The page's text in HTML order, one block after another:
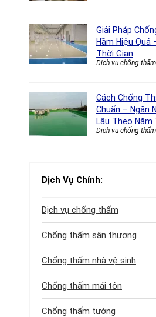
Giải Pháp
Hầm Hiệu Quả
Thời Gian
Dịch vụ chống thấm
Cách Chống
Chuẩn – Ngăn
Lâu Theo Năm
Dịch vụ chống thấm
Dịch Vụ Chính:
Dịch vụ chống thấm
Chống thấm sân thượng
Chống thấm nhà vệ sinh
Chống thấm mái tôn
Chống thấm tường